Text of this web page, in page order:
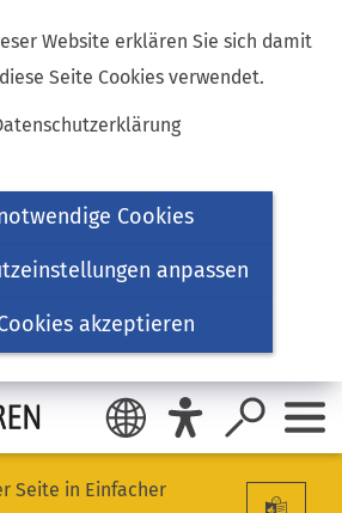
Website erklären Sie sich damit
Seite Cookies verwendet.
Cookies
anpassen
akzeptieren
Seite in Einfacher